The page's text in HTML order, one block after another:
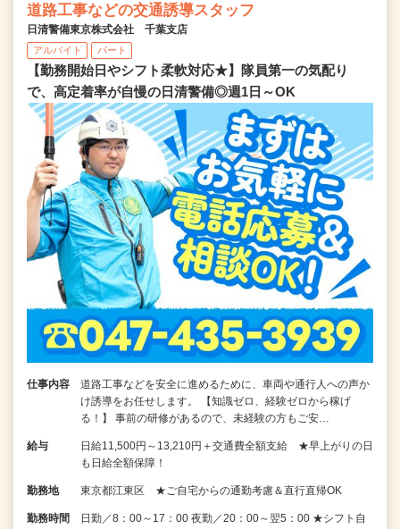
道路工事などの交通誘導スタッフ
日清警備東京株式会社 千葉支店
アルバイト パート
【勤務開始日やシフト柔軟対応★】隊員第一の気配り
で、高定着率が自慢の日清警備◎週1日～OK
仕事内容
道路工事などを安全に進めるために、車両や通行人への声か
け誘導をお任せします。 【知識ゼロ、経験ゼロから稼げ
る！】 事前の研修があるので、未経験の方もご安…
給与
日給11,500円～13,210円＋交通費全額支給 ★早上がりの日
も日給全額保障！
勤務地 東京都江東区 ★ご自宅からの通勤考慮＆直行直帰OK
勤務時間
日勤／8：00～17：00 夜勤／20：00～翌5：00 ★シフト自